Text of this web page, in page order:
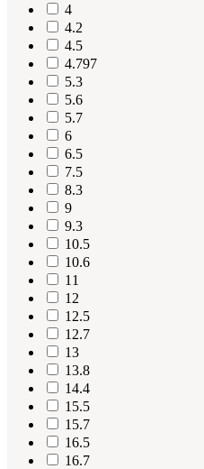
4
4.2
4.5
4.797
5.3
5.6
5.7
6
6.5
7.5
8.3
9
9.3
10.5
10.6
11
12
12.5
12.7
13
13.8
14.4
15.5
15.7
16.5
16.7